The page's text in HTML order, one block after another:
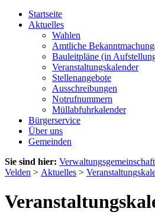
Startseite
Aktuelles
Wahlen
Amtliche
Bauleitpläne (in
Veranstaltungskalender
Stellenangebote
Ausschreibungen
Notrufnummern
Müllabfuhrkalender
Bürgerservice
Über uns
Gemeinden
Sie sind hier: Verwaltungsgemeinschaft
Velden > Aktuelles >